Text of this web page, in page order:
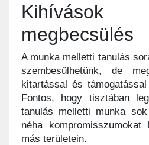
megbecsülés
A munka melletti tanulás
szembesülhetünk, de
kitartással és
Fontos, hogy tisztában
tanulás melletti munka
néha
más területein.